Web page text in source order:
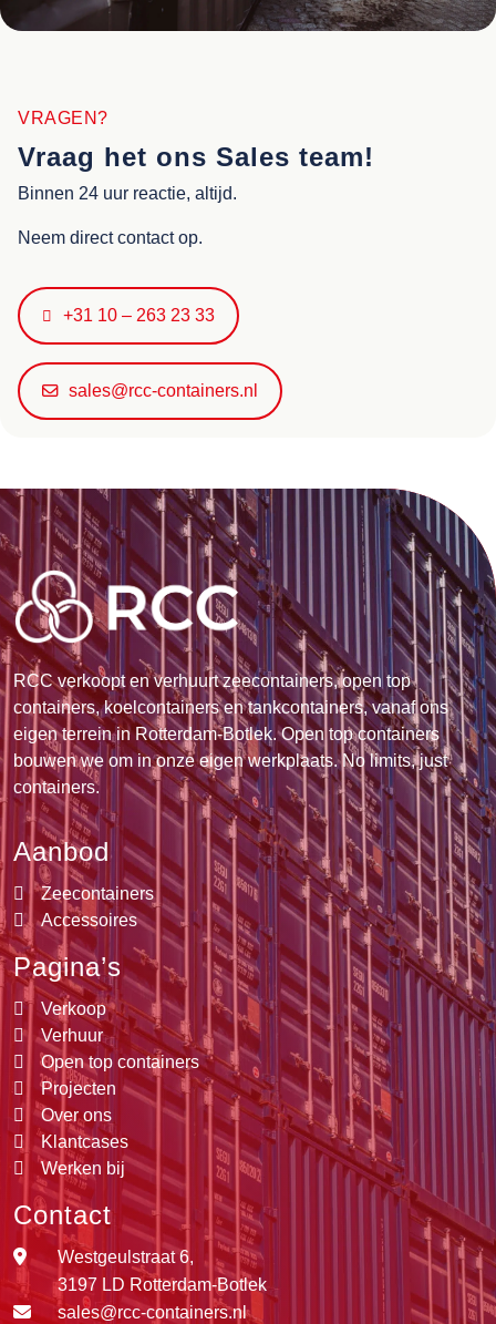
VRAGEN?
Vraag het ons Sales team!
Binnen 24 uur reactie, altijd.
Neem direct contact op.
+31 10 – 263 23 33
sales@rcc-containers.nl
RCC verkoopt en verhuurt zeecontainers, open top
containers, koelcontainers en tankcontainers, vanaf ons
eigen terrein in Rotterdam-Botlek. Open top containers
bouwen we om in onze eigen werkplaats. No limits, just
containers.
Aanbod
Zeecontainers
Accessoires
Pagina’s
Verkoop
Verhuur
Open top containers
Projecten
Over ons
Klantcases
Werken bij
Contact
Westgeulstraat 6,
3197 LD Rotterdam-Botlek
sales@rcc-containers.nl